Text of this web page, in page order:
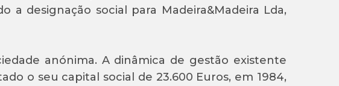
a designação social para Madeira&Madeira Lda,
anónima. A dinâmica de gestão existente
o seu capital social de 23.600 Euros, em 1984,